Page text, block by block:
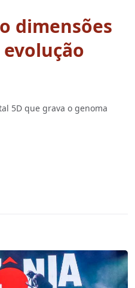
dimensões
5D que grava o genoma